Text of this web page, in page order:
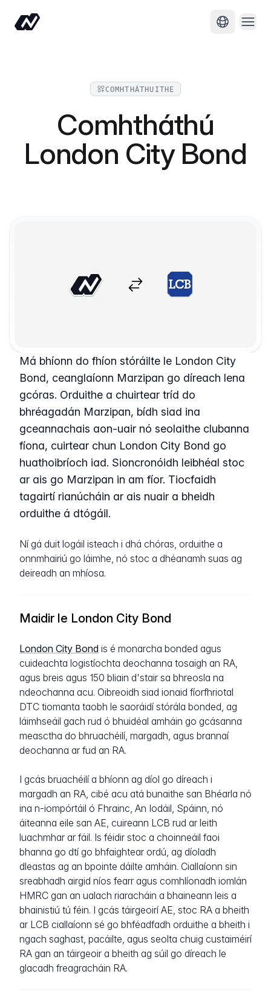
Athraigh
COMHTHÁTHUITHE
Comhtháthú
London City Bond
Má bhíonn do fhíon stóráilte le London City
Bond, ceanglaíonn Marzipan go díreach lena
gcóras. Orduithe a chuirtear tríd do
bhréagadán Marzipan, bídh siad ina
gceannachais aon-uair nó seolaithe clubanna
fíona, cuirtear chun London City Bond go
huathoibríoch iad. Sioncronóidh leibhéal stoc
ar ais go Marzipan in am fíor. Tiocfaidh
tagairtí rianúcháin ar ais nuair a bheidh
orduithe á dtógáil.
Ní gá duit logáil isteach i dhá chóras, orduithe a
onnmhairiú go láimhe, nó stoc a dhéanamh suas ag
deireadh an mhíosa.
Maidir le London City Bond
London City Bond is é monarcha bonded agus
cuideachta logistíochta deochanna tosaigh an RA,
agus breis agus 150 bliain d'stair sa bhreosla na
ndeochanna acu. Oibreoidh siad ionaid fíorfhriotal
DTC tiomanta taobh le saoráidí stórála bonded, ag
láimhseáil gach rud ó bhuidéal amháin go gcásanna
measctha do bhruachéilí, margadh, agus brannaí
deochanna ar fud an RA.
I gcás bruachéilí a bhíonn ag díol go díreach i
margadh an RA, cibé acu atá bunaithe san Bhéarla nó
ina n-iompórtáil ó Fhrainc, An Iodáil, Spáinn, nó
áiteanna eile san AE, cuireann LCB rud ar leith
luachmhar ar fáil. Is féidir stoc a choinneáil faoi
bhanna go dtí go bhfaightear ordú, ag díoladh
dleastas ag an bpointe dáilte amháin. Ciallaíonn sin
sreabhadh airgid níos fearr agus comhlíonadh iomlán
HMRC gan an ualach riaracháin a bhaineann leis a
bhainistiú tú féin. I gcás táirgeoirí AE, stoc RA a bheith
ar LCB ciallaíonn sé go bhféadfadh orduithe a bheith i
ngach saghast, pacáilte, agus seolta chuig custaiméirí
RA gan an táirgeoir a bheith ag súil go díreach le
glacadh freagracháin RA.